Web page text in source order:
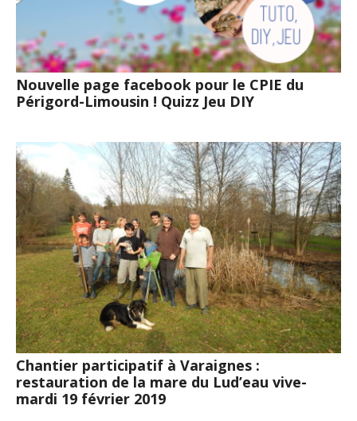
Nouvelle page facebook pour le CPIE du
Périgord-Limousin ! Quizz Jeu DIY
Chantier participatif à Varaignes :
restauration de la mare du Lud’eau vive-
mardi 19 février 2019